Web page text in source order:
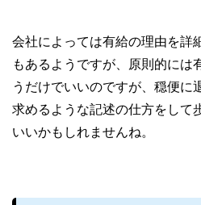
会社によっては有給の理由を詳
もあるようですが、原則的には
うだけでいいのですが、穏便に
求めるような記述の仕方をして
いいかもしれませんね。